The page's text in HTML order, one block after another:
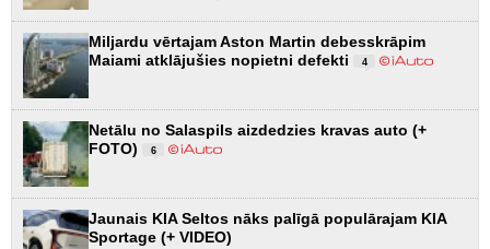
Miljardu vērtajam Aston Martin debesskrāpim
Maiami atklājušies nopietni defekti
4
Netālu no Salaspils aizdedzies kravas auto (+
FOTO)
6
Jaunais KIA Seltos nāks palīgā populārajam KIA
Sportage (+ VIDEO)